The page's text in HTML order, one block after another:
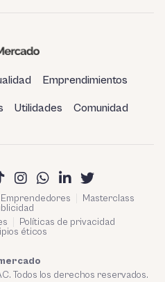
Emprendimientos
Utilidades Comunidad
Masterclass
Políticas de privacidad
éticos
Todos los derechos reservados.